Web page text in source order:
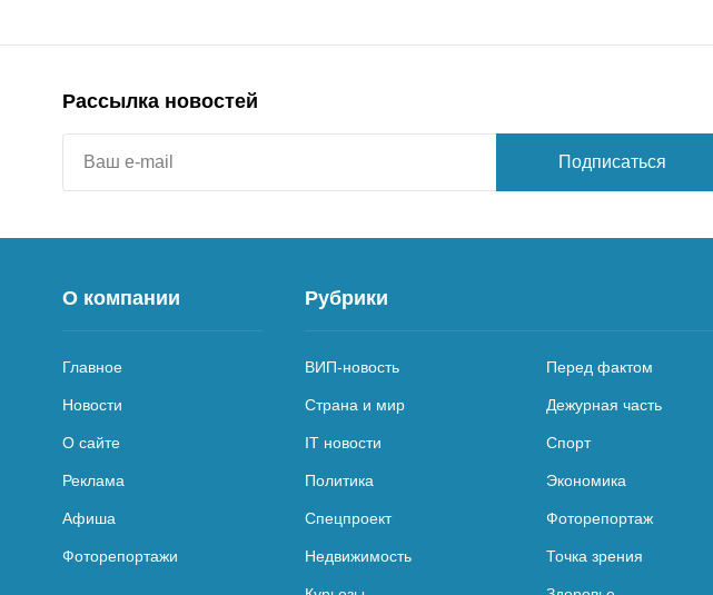
Рассылка новостей
Подписаться
О компании
Главное
Новости
О сайте
Реклама
Афиша
Фоторепортажи
Рубрики
ВИП-новость Перед фактом
Страна и мир Дежурная часть
IT новости Спорт
Политика Экономика
Спецпроект Фоторепортаж
Недвижимость Точка зрения